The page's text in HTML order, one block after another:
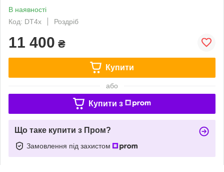
В наявності
Код: DT4x
Роздріб
11 400 ₴
Купити
або
Купити з
Що таке купити з Пром?
Замовлення під захистом